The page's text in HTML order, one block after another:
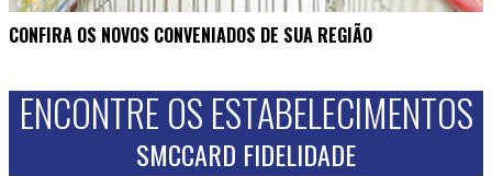
CONFIRA OS NOVOS CONVENIADOS DE SUA REGIÃO
ENCONTRE OS ESTABELECIMENTOS
SMCCARD FIDELIDADE